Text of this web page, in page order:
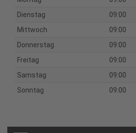
Dienstag
09:00
Mittwoch
09:00
Donnerstag
09:00
Freitag
09:00
Samstag
09:00
Sonntag
09:00